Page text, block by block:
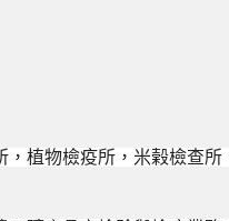
，植物檢疫所，米榖檢查